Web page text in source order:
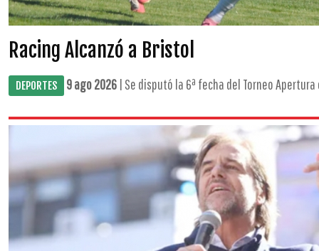
Racing Alcanzó a Bristol
DEPORTES 9 ago 2026 | Se disputó la 6ª fecha del Torneo